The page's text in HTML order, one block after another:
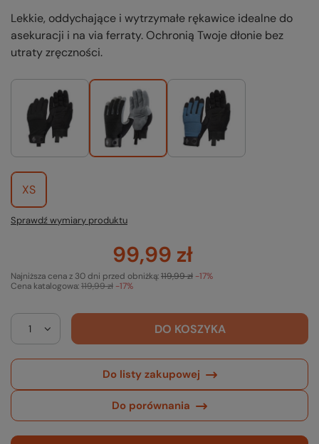
Lekkie, oddychające i wytrzymałe rękawice idealne do
asekuracji i na via ferraty. Ochronią Twoje dłonie bez
utraty zręczności.
XS
Sprawdź wymiary produktu
99,99 zł
Cena katalogowa:119,99 zł -17%
Najniższa cena z 30 dni przed obniżką:119,99 zł -17%
DO KOSZYKA
Do listy zakupowej
Do porównania